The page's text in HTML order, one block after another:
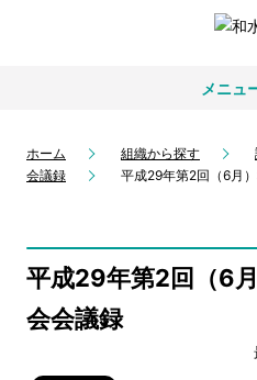
メニュ
ホーム 組織から探す
会議録
平成29年第2回（6月
平成29年第2回（6
会会議録